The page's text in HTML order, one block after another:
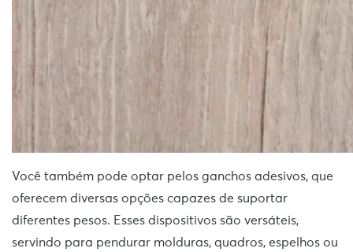
Você também pode optar pelos ganchos adesivos, que
oferecem diversas opções capazes de suportar
diferentes pesos. Esses dispositivos são versáteis,
servindo para pendurar molduras, quadros, espelhos ou